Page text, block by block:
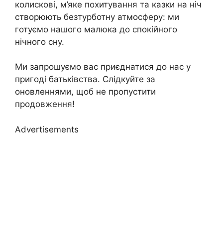
колискові, м’яке похитування та казки на ніч
створюють безтурботну атмосферу: ми
готуємо нашого малюка до спокійного
нічного сну.
Ми запрошуємо вас приєднатися до нас у
пригоді батьківства. Слідкуйте за
оновленнями, щоб не пропустити
продовження!
Advertisements